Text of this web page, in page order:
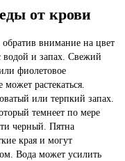
от крови
внимание на цвет
водой и запах. Свежий
фиолетовое
растекаться.
или терпкий запах.
темнеет по мере
черный. Пятна
края и могут
Вода может усилить